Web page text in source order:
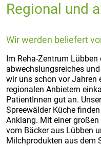
Regional und
Wir werden beliefert
Im Reha-Zentrum Lübben
abwechslungsreiches
wir uns schon vor Jahren
regionalen Anbietern
PatientInnen gut an.
Spreewälder Küche
Anklang. Mit einer
vom Bäcker aus Lübben
Milchprodukten aus dem